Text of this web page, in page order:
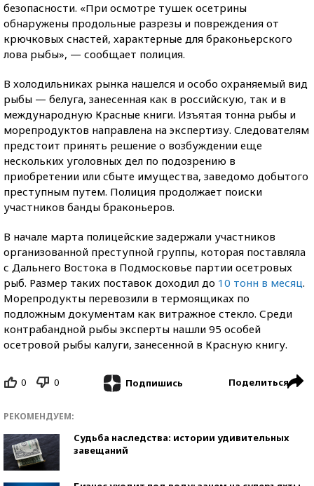
безопасности. «При осмотре тушек осетрины
обнаружены продольные разрезы и повреждения от
крючковых снастей, характерные для браконьерского
лова рыбы», — сообщает полиция.
В холодильниках рынка нашелся и особо охраняемый вид
рыбы — белуга, занесенная как в российскую, так и в
международную Красные книги. Изъятая тонна рыбы и
морепродуктов направлена на экспертизу. Следователям
предстоит принять решение о возбуждении еще
нескольких уголовных дел по подозрению в
приобретении или сбыте имущества, заведомо добытого
преступным путем. Полиция продолжает поиски
участников банды браконьеров.
В начале марта полицейские задержали участников
организованной преступной группы, которая поставляла
с Дальнего Востока в Подмосковье партии осетровых
рыб. Размер таких поставок доходил до 10 тонн в месяц.
Морепродукты перевозили в термоящиках по
подложным документам как витражное стекло. Среди
контрабандной рыбы эксперты нашли 95 особей
осетровой рыбы калуги, занесенной в Красную книгу.
0 0 Подпишись Поделиться
РЕКОМЕНДУЕМ:
Судьба наследства: истории удивительных
завещаний